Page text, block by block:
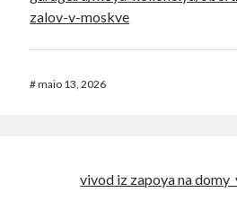
zalov-v-moskve
#maio 13, 2026
vivod iz zapoya na